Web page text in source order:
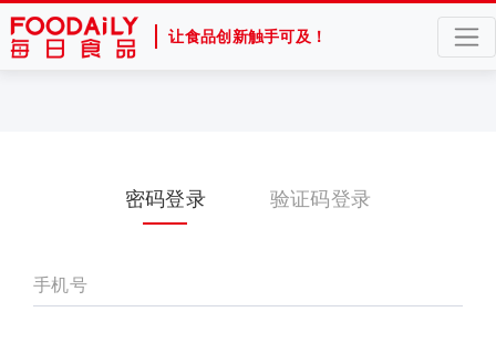
让食品创新触手可及！
密码登录 验证码登录
手机号